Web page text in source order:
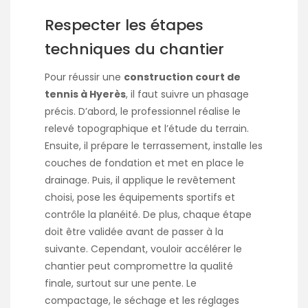
Respecter les étapes
techniques du chantier
Pour réussir une construction court de
tennis à Hyerès, il faut suivre un phasage
précis. D’abord, le professionnel réalise le
relevé topographique et l’étude du terrain.
Ensuite, il prépare le terrassement, installe les
couches de fondation et met en place le
drainage. Puis, il applique le revêtement
choisi, pose les équipements sportifs et
contrôle la planéité. De plus, chaque étape
doit être validée avant de passer à la
suivante. Cependant, vouloir accélérer le
chantier peut compromettre la qualité
finale, surtout sur une pente. Le
compactage, le séchage et les réglages